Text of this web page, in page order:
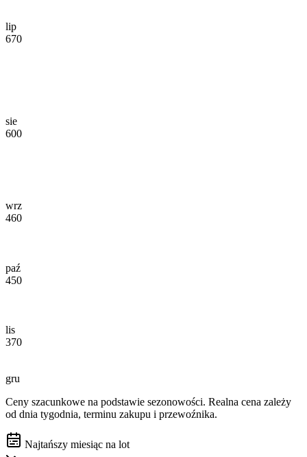
lip
670
sie
600
wrz
460
paź
450
lis
370
gru
Ceny szacunkowe na podstawie sezonowości. Realna cena zależy
od dnia tygodnia, terminu zakupu i przewoźnika.
Najtańszy miesiąc na lot